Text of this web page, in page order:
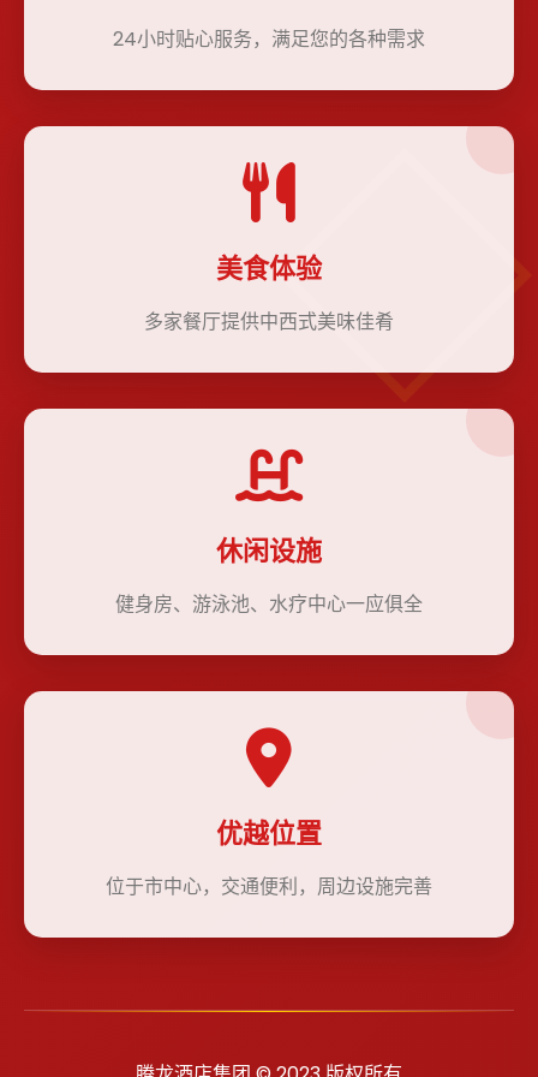
24小时贴心服务，满足您的各种需求
美食体验
多家餐厅提供中西式美味佳肴
休闲设施
健身房、游泳池、水疗中心一应俱全
优越位置
位于市中心，交通便利，周边设施完善